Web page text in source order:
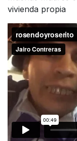
vivienda propia